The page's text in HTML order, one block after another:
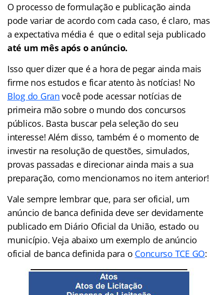
O processo de formulação e publicação ainda
pode variar de acordo com cada caso, é claro, mas
a expectativa média é que o edital seja publicado
até um mês após o anúncio.
Isso quer dizer que é a hora de pegar ainda mais
firme nos estudos e ficar atento às notícias! No
Blog do Gran você pode acessar notícias de
primeira mão sobre o mundo dos concursos
públicos. Basta buscar pela seleção do seu
interesse! Além disso, também é o momento de
investir na resolução de questões, simulados,
provas passadas e direcionar ainda mais a sua
preparação, como mencionamos no item anterior!
Vale sempre lembrar que, para ser oficial, um
anúncio de banca definida deve ser devidamente
publicado em Diário Oficial da União, estado ou
município. Veja abaixo um exemplo de anúncio
oficial de banca definida para o Concurso TCE GO: